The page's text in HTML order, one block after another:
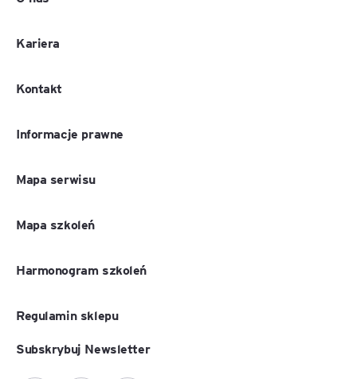
Kariera
Kontakt
Informacje prawne
Mapa serwisu
Mapa szkoleń
Harmonogram szkoleń
Regulamin sklepu
Subskrybuj Newsletter